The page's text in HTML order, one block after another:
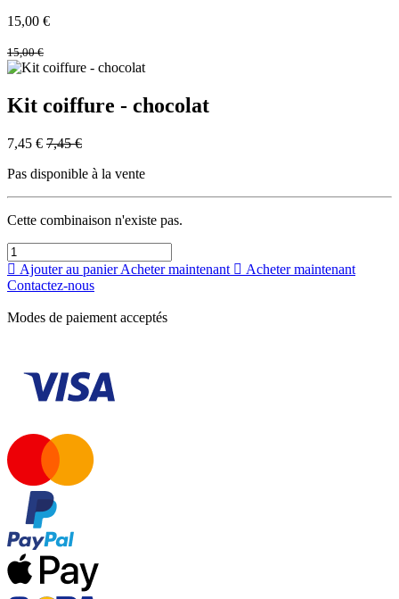
15,00 €
15,00€
Kit coiffure - chocolat
7,45 € 7,45€
Pas disponible à la vente
Cette combinaison n'existe pas.
Ajouter au panierAcheter maintenant
Acheter maintenant
Contactez-nous
Modes de paiement acceptés